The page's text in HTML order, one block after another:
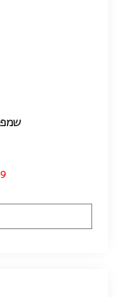
שמפו 02 נגד קשקשים |